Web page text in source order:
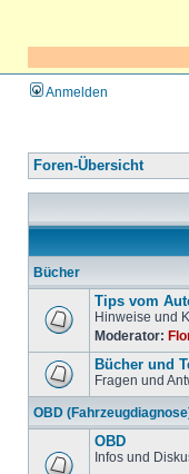
Anmelden
Foren-Übersicht
Bücher
Tips vom
Hinweise und
Moderator:
Bücher und
Fragen und
OBD
OBD
Infos und